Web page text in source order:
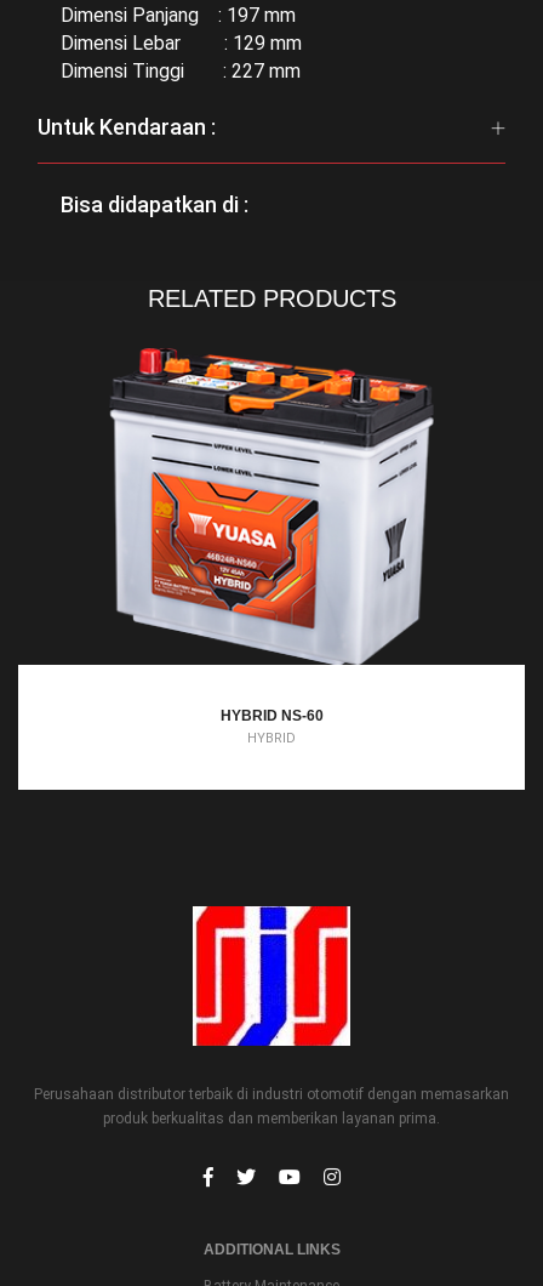
Dimensi Panjang : 197 mm
Dimensi Lebar : 129 mm
Dimensi Tinggi : 227 mm
Untuk Kendaraan :
Bisa didapatkan di :
RELATED PRODUCTS
HYBRID NS-40
HYBRID
HYBRID NS-40Z
HYBRID
HYBRID NS-40ZL
HYBRID
HYBRID NS-60
HYBRID
Perusahaan distributor terbaik di industri otomotif dengan memasarkan
produk berkualitas dan memberikan layanan prima.
ADDITIONAL LINKS